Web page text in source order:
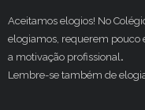
Aceitamos elogios! No
elogiamos, requerem pouco
a motivação profissional.
Lembre-se também de